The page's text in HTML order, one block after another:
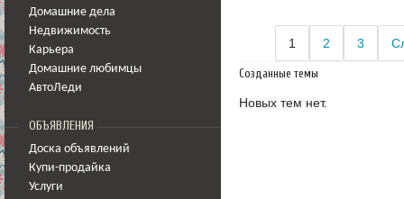
Домашние дела
Недвижимость
Карьера
Домашние любимцы
АвтоЛеди
ОБЪЯВЛЕНИЯ
Доска объявлений
Купи-продайка
Услуги
1 2 3
Созданные темы
Новых тем нет.